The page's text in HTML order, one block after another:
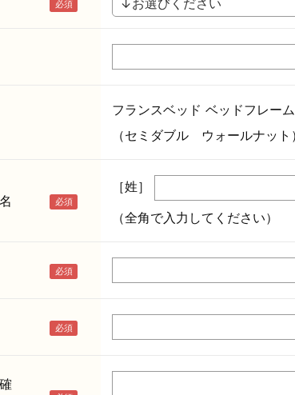
フランスベッド ベッドフレー
（セミダブル ウォールナット）
［姓］
（全角で入力してください）